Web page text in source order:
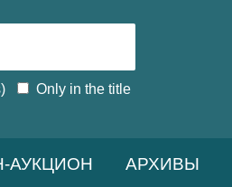
Only in the title
АУКЦИОН АРХИВЫ